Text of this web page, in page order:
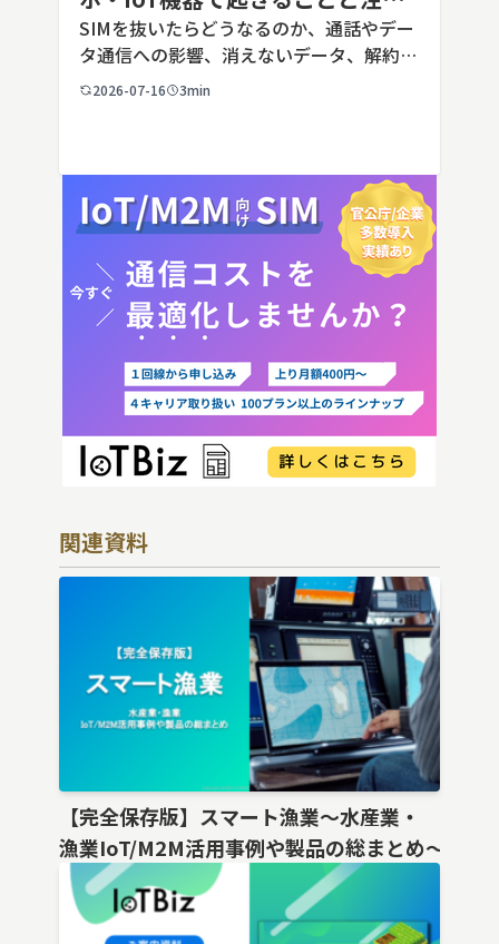
点を解説
SIMを抜いたらどうなるのか、通話やデー
タ通信への影響、消えないデータ、解約や
端末譲渡時の注意点を整理。さらに法人・
2026-07-16 3min
関連資料
【完全保存版】スマート漁業〜水産業・
漁業IoT/M2M活用事例や製品の総まとめ〜